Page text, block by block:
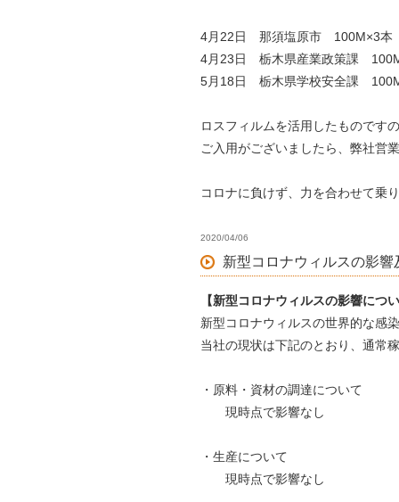
4月22日 那須塩原市 100M×3本
4月23日 栃木県産業政策課
5月18日 栃木県学校安全課
ロスフィルムを活用したものです
ご入用がございましたら、弊社営
コロナに負けず、力を合わせて乗
2020/04/06
新型コロナウィルスの影
【新型コロナウィルスの影響につ
新型コロナウィルスの世界的な感
当社の現状は下記のとおり、通常
・原料・資材の調達について
現時点で影響なし
・生産について
現時点で影響なし